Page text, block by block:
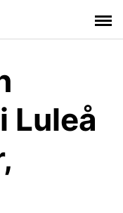
Luleå